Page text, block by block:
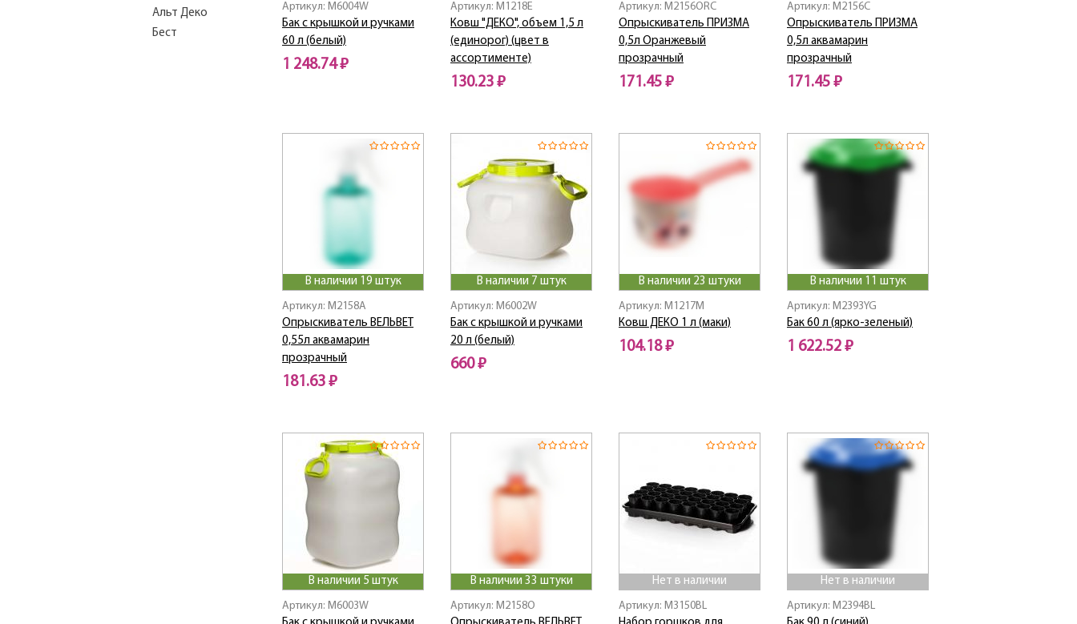
Альт Деко
Бест
Артикул: M6004W
Бак с крышкой и ручками
60 л (белый)
1 248.74 ₽
Артикул: M1218E
Ковш "ДЕКО", объем 1,5 л
(единорог) (цвет в
ассортименте)
130.23 ₽
Артикул: M2156ORC
Опрыскиватель ПРИЗМА
0,5л Оранжевый
прозрачный
171.45 ₽
Артикул: M2156C
Опрыскиватель ПРИЗМА
0,5л аквамарин
прозрачный
171.45 ₽
В наличии 19 штук
Артикул: M2158A
Опрыскиватель ВЕЛЬВЕТ
0,55л аквамарин
прозрачный
181.63 ₽
В наличии 7 штук
Артикул: M6002W
Бак с крышкой и ручками
20 л (белый)
660 ₽
В наличии 23 штуки
Артикул: M1217M
Ковш ДЕКО 1 л (маки)
104.18 ₽
В наличии 11 штук
Артикул: M2393YG
Бак 60 л (ярко-зеленый)
1 622.52 ₽
В наличии 5 штук
Артикул: M6003W
В наличии 33 штуки
Артикул: M2158O
Нет в наличии
Артикул: M3150BL
Нет в наличии
Артикул: M2394BL